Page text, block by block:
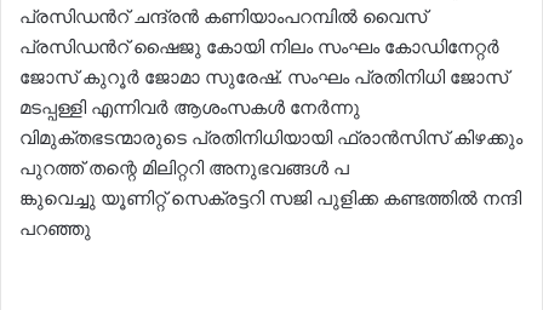
പ്രസിഡൻറ് ചന്ദ്രൻ കണിയാംപറമ്പിൽ വൈസ്
പ്രസിഡൻറ് ഷൈജു കോയി നിലം സംഘം കോഡിനേറ്റർ
ജോസ് കുറൂർ ജോമാ സുരേഷ്. സംഘം പ്രതിനിധി ജോസ്
മടപ്പള്ളി എന്നിവർ ആശംസകൾ നേർന്നു
വിമുക്തഭടന്മാരുടെ പ്രതിനിധിയായി ഫ്രാൻസിസ് കിഴക്കും
പുറത്ത് തന്റെ മിലിറ്ററി അനുഭവങ്ങൾ പ
ങ്കുവെച്ചു യൂണിറ്റ് സെക്രട്ടറി സജി പുളിക്ക കണ്ടത്തിൽ നന്ദി
പറഞ്ഞു